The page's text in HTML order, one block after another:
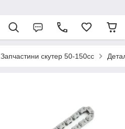
Запчастини скутер 50-150cc